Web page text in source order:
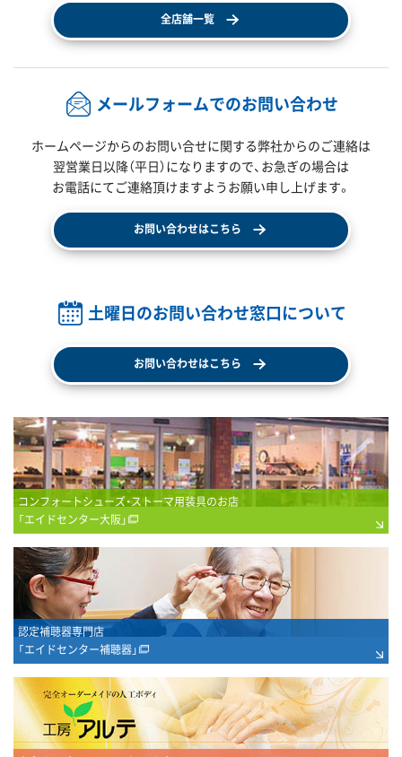
全店舗一覧
メールフォームでのお問い合わせ
ホームページからのお問い合せに関する弊社からのご連絡は
翌営業日以降（平日）になりますので、 お急ぎの場合は
お電話にてご連絡頂けますようお願い申し上げます。
お問い合わせはこちら
土曜日のお問い合わせ窓口について
お問い合わせはこちら
コンフォートシューズ・ストーマ用装具のお店
「エイドセンター大阪」
認定補聴器専門店
「エイドセンター補聴器」